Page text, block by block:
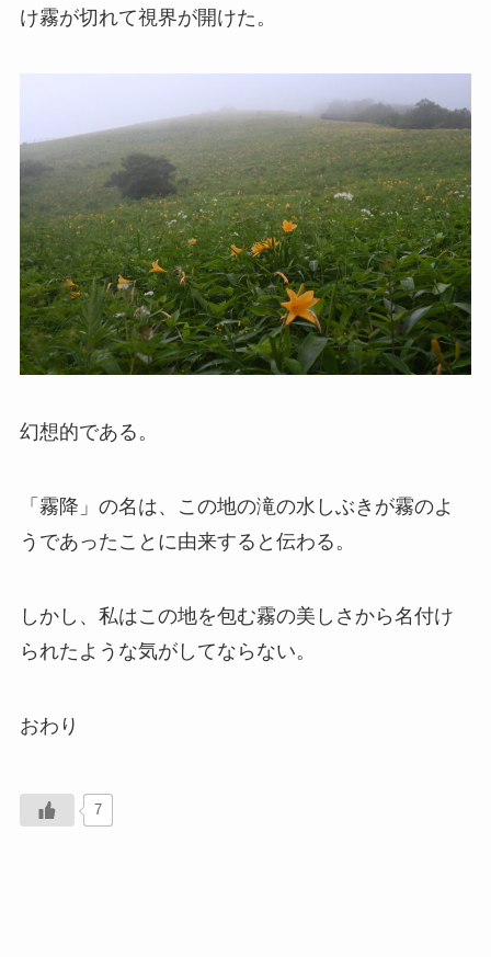
け霧が切れて視界が開けた。
幻想的である。
「霧降」の名は、この地の滝の水しぶきが霧のよ
うであったことに由来すると伝わる。
しかし、私はこの地を包む霧の美しさから名付け
られたような気がしてならない。
おわり
7